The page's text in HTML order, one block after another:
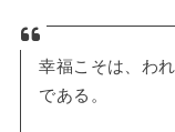
幸福こそは、わ
である。